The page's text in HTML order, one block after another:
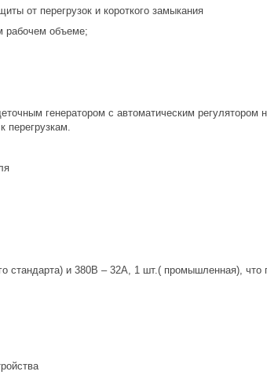
от перегрузок и короткого замыкания
объеме;
генератором с автоматическим
перегрузкам.
и 380В – 32А, 1 шт.( промышленная), что